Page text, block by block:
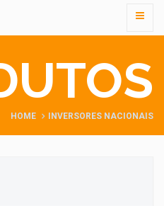
HOME INVERSORES NACIONAIS